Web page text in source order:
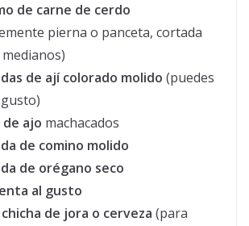
de carne de cerdo
pierna o panceta, cortada
de ají colorado molido (puedes
ajo machacados
de comino molido
de orégano seco
al gusto
de jora o cerveza (para